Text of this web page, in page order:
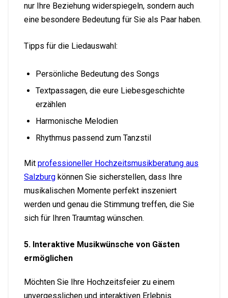
nur Ihre Beziehung widerspiegeln, sondern auch
eine besondere Bedeutung für Sie als Paar haben.
Tipps für die Liedauswahl:
Persönliche Bedeutung des Songs
Textpassagen, die eure Liebesgeschichte
erzählen
Harmonische Melodien
Rhythmus passend zum Tanzstil
Mit professioneller Hochzeitsmusikberatung aus
Salzburg können Sie sicherstellen, dass Ihre
musikalischen Momente perfekt inszeniert
werden und genau die Stimmung treffen, die Sie
sich für Ihren Traumtag wünschen.
5. Interaktive Musikwünsche von Gästen
ermöglichen
Möchten Sie Ihre Hochzeitsfeier zu einem
unvergesslichen und interaktiven Erlebnis